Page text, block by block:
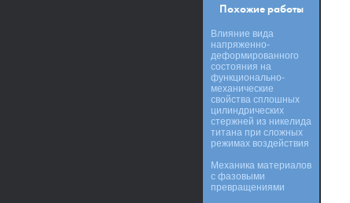
Похожие работы
Влияние вида
напряженно-
деформированного
состояния на
функционально-
механические
свойства сплошных
цилиндрических
стержней из никелида
титана при сложных
режимах воздействия
Механика материалов
с фазовыми
превращениями